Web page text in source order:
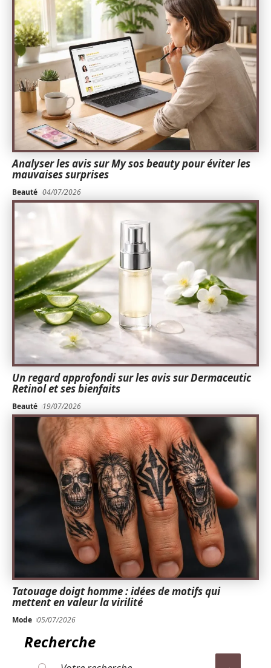
Analyser les avis sur My sos beauty pour éviter les
mauvaises surprises
Beauté 04/07/2026
Un regard approfondi sur les avis sur Dermaceutic
Retinol et ses bienfaits
Beauté 19/07/2026
Tatouage doigt homme : idées de motifs qui
mettent en valeur la virilité
Mode 05/07/2026
Recherche